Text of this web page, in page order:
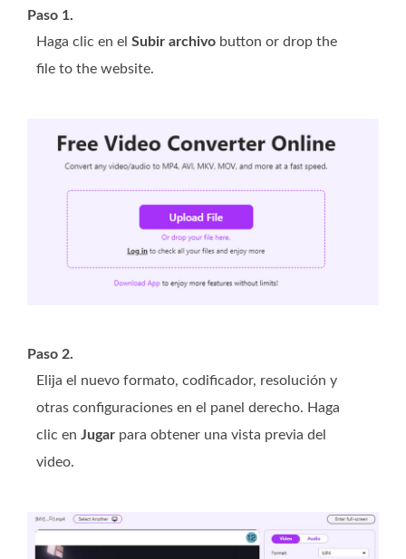
Paso 1.
Haga clic en el Subir archivo button or drop the
file to the website.
Paso 2.
Elija el nuevo formato, codificador, resolución y
otras configuraciones en el panel derecho. Haga
clic en Jugar para obtener una vista previa del
video.